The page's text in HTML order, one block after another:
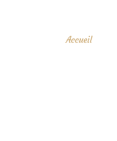
Accueil